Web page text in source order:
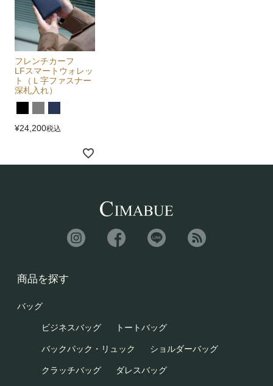
フレンチカーフ
LFスマートウォレッ
ト（Ｌ字ファスナー
深札入れ）
¥24,200税込
商品を探す
バッグ
ビジネスバッグ トートバッグ
バックパック・リュック ショルダーバッグ
クラッチバッグ ダレスバッグ